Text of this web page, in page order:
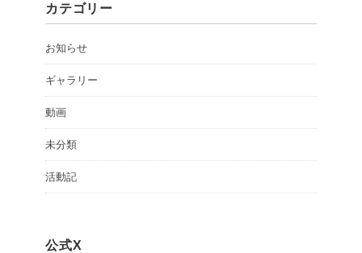
カテゴリー
お知らせ
ギャラリー
動画
未分類
活動記
公式X